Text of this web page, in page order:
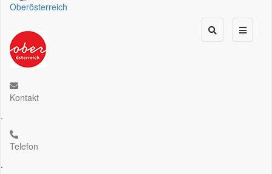
Oberösterreich
Kontakt
.
Telefon
.